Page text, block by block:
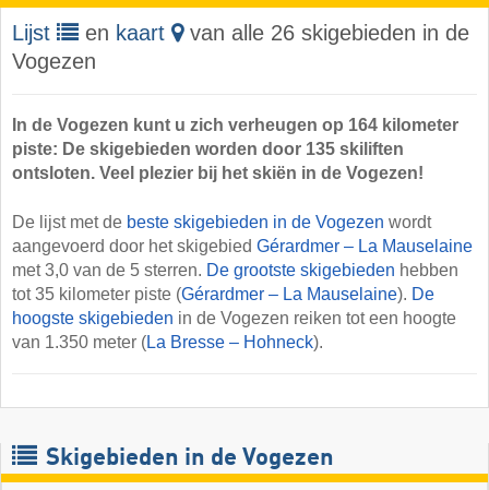
Lijst en kaart
van alle 26 skigebieden in de
Vogezen
In de Vogezen kunt u zich verheugen op 164 kilometer
piste: De skigebieden worden door 135 skiliften
ontsloten. Veel plezier bij het skiën in de Vogezen!
De lijst met de beste skigebieden in de Vogezen wordt
aangevoerd door het skigebied Gérardmer – La Mauselaine
met 3,0 van de 5 sterren. De grootste skigebieden hebben
tot 35 kilometer piste (Gérardmer – La Mauselaine). De
hoogste skigebieden in de Vogezen reiken tot een hoogte
van 1.350 meter (La Bresse – Hohneck).
Skigebieden in de Vogezen